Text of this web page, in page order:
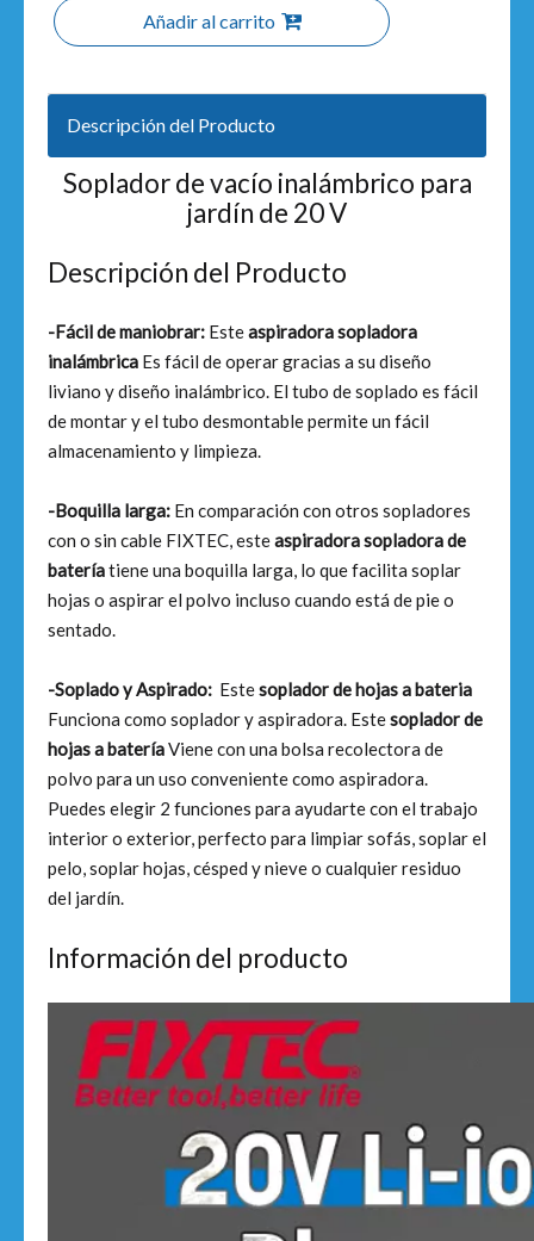
Añadir al carrito
Descripción del Producto
Soplador de vacío inalámbrico para
jardín de 20 V
Descripción del Producto
-Fácil de maniobrar: Esteaspiradora sopladora
inalámbrica Es fácil de operar gracias a su diseño
liviano y diseño inalámbrico. El tubo de soplado es fácil
de montar y el tubo desmontable permite un fácil
almacenamiento y limpieza.
-Boquilla larga: En comparación con otros sopladores
con o sin cable FIXTEC, esteaspiradora sopladora de
bateríatiene una boquilla larga, lo que facilita soplar
hojas o aspirar el polvo incluso cuando está de pie o
sentado.
-Soplado y Aspirado: Estesoplador de hojas a bateria
Funciona como soplador y aspiradora. Estesoplador de
hojas a bateríaViene con una bolsa recolectora de
polvo para un uso conveniente como aspiradora.
Puedes elegir 2 funciones para ayudarte con el trabajo
interior o exterior, perfecto para limpiar sofás, soplar el
pelo, soplar hojas, césped y nieve o cualquier residuo
del jardín.
Información del producto